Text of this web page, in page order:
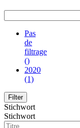
Pas
de
filtrage
()
2020
(1)
Stichwort
Stichwort